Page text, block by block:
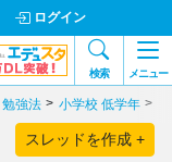
ログイン
検索 メニュー
勉強法 小学校 低学年
スレッドを作成 +